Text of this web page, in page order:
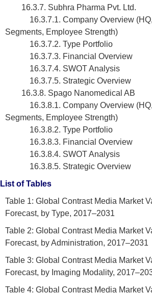
16.3.7. Subhra Pharma Pvt. Ltd.
16.3.7.1. Company Overview (HQ,
Segments, Employee Strength)
16.3.7.2. Type Portfolio
16.3.7.3. Financial Overview
16.3.7.4. SWOT Analysis
16.3.7.5. Strategic Overview
16.3.8. Spago Nanomedical AB
16.3.8.1. Company Overview (HQ,
Segments, Employee Strength)
16.3.8.2. Type Portfolio
16.3.8.3. Financial Overview
16.3.8.4. SWOT Analysis
16.3.8.5. Strategic Overview
List of Tables
Table 1: Global Contrast Media Market
Forecast, by Type, 2017–2031
Table 2: Global Contrast Media Market
Forecast, by Administration, 2017–2031
Table 3: Global Contrast Media Market
Forecast, by Imaging Modality,
Table 4: Global Contrast Media Market